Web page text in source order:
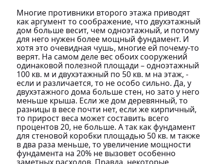
Многие противники второго этажа приводят
как аргумент то соображение, что двухэтажный
дом больше весит, чем одноэтажный, и потому
для него нужен более мощный фундамент. И
хотя это очевидная чушь, многие ей почему-то
верят. На самом деле вес обоих сооружений
одинаковой полезной площади – одноэтажный
100 кв. м и двухэтажный по 50 кв. м на этаж, -
если и различается, то не особо сильно. Да, у
двухэтажного дома больше стен, но зато у него
меньше крыша. Если же дом деревянный, то
разницы в весе почти нет, если же кирпичный,
то прирост веса может составить всего
процентов 20, не больше. А так как фундамент
для стеновой коробки площадью 50 кв. м также
в два раза меньше, то увеличение мощности
фундамента на 20% не вызовет особенно